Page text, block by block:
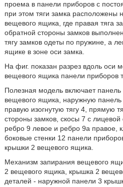
проема в панели приборов с
при этом тяги замка расположены
вещевого ящика, где правая тяга
обратной стороны замков
тягу замков одеты по пружине, а
ящике в зоне оси замка.
На фиг. показан разрез вдоль оси
вещевого ящика панели приборов
Полезная модель включает
вещевого ящика, наружную
правую изогнутую тягу 4, прямую
стороны замков, скосы 7 с лицевой
ребро 9 левое и ребро 9а правое,
боковые стенки 12 панели
крышки 2 вещевого ящика.
Механизм запирания вещевого
2 вещевого ящика, крышка 2
деталей - наружной панели 3